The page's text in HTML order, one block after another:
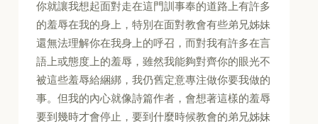
你就讓我想起面對走在這門訓事奉的道路上有許多
的羞辱在我的身上，特別在面對教會有些弟兄姊妹
還無法理解你在我身上的呼召，而對我有許多在言
語上或態度上的羞辱，雖然我能夠對齊你的眼光不
被這些羞辱給綑綁，我仍舊定意專注做你要我做的
事。但我的內心就像詩篇作者，會想著這樣的羞辱
要到幾時才會停止，要到什麼時候教會的弟兄姊妹